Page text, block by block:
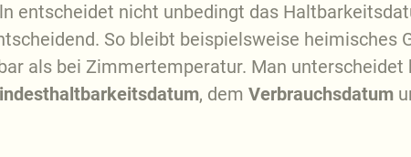
entscheidet nicht unbedingt das
So bleibt beispielsweise heimisches
als bei Zimmertemperatur. Man
, dem Verbrauchsdatum